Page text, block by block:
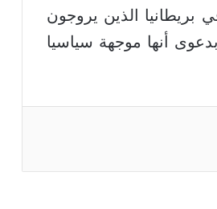
الذين يروجون
أنها موجهة سياسيا